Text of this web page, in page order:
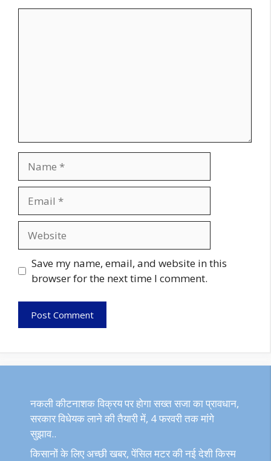
Save my name, email, and website in this
browser for the next time I comment.
नकली कीटनाशक विक्रय पर होगा सख्त सजा का प्रावधान,
सरकार विधेयक लाने की तैयारी में, 4 फरवरी तक मांगे
सुझाव..
किसानों के लिए अच्छी खबर, पेंसिल मटर की नई देशी किस्म